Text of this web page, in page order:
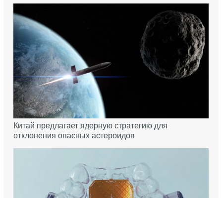
Китай предлагает ядерную стратегию для
отклонения опасных астероидов